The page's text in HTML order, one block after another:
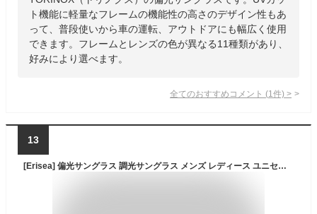
ト機能に軽量なフレームの機能性の高さのデザイン性もあ
って、普段使いから車の運転、アウトドアにも幅広く使用
できます。フレームとレンズの色が異なる11種類があり、
好みにより選べます。
全てのおすすめコメント (1 件) >
13
[Erisea] 偏光サングラス 調光サングラス メンズ レディース ユニセックス スポーツサングラス UV400 軽量 ゴルフ 運転用 釣り 自転車 野球 ドライビング ランニング ドライブ アウトドア 調光偏光 UVカット ロードバイク (ブラック)